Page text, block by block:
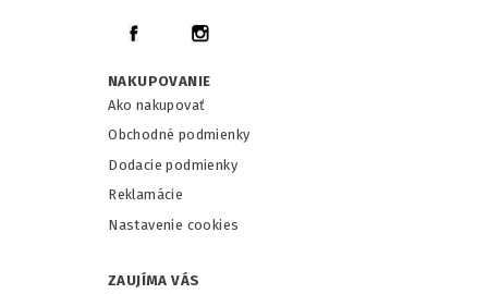
NAKUPOVANIE
Ako nakupovať
Obchodné podmienky
Dodacie podmienky
Reklamácie
Nastavenie cookies
ZAUJÍMA VÁS